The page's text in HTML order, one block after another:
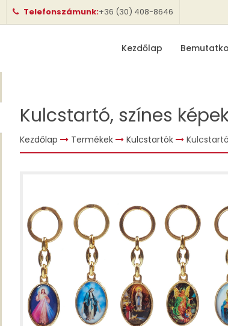
Telefonszámunk:+36 (30) 408-8646
Kezdőlap
Kulcstartó, színes
Kezdőlap Termékek Kulcstartók